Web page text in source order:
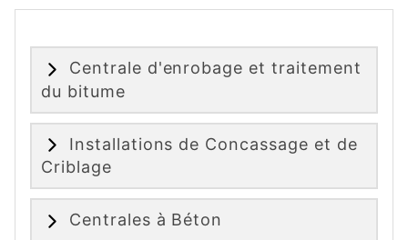
Centrale d'enrobage et traitement
du bitume
Installations de Concassage et de
Criblage
Centrales à Béton